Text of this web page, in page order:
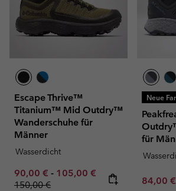
Escape Thrive™
Titanium™ Mid Outdry™
Wanderschuhe für
Männer
Wasserdicht
Minimum sale price:
90,00 € - Maximum sale price:
105,00 € Regular price:
150,00 €
Neue
für
Sale
84,00 €